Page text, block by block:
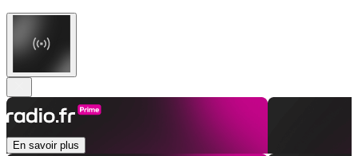
En savoir plus